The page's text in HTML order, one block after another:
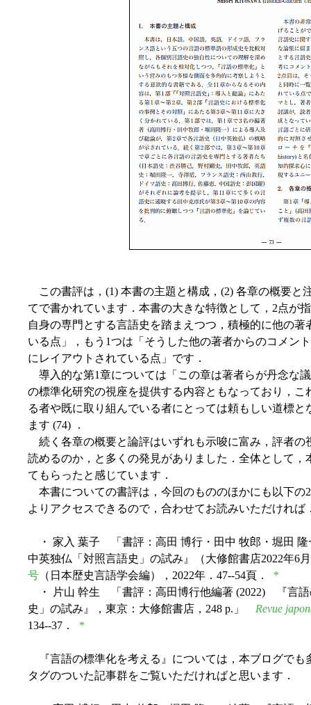
この書評は，(1) 本書の主題と構成，(2) 各章の概要と
てで書かれています．本書の大きな特徴として，2点が
自身の専門とする言語史を踏まえつつ，積極的に他の
いる点」，もう1つは「そうした他の著者からのコメン
にレイアウトされている点」です．
導入的な第1章については「この章は著者らが丹念な
の標準化研究の視座を提供する内容ともなっており，
る者や既に取り組んでいる者にとっては頼もしい道標
ます (74) ．
続く各章の概要と論評はいずれも示唆に富み，評者の
読めるのか，と多くの発見がありました．全体として
てもらったと感じています．
本書についての書評は，今回のもののほかにも以下の
よりアクセスできるので，合わせてお読みいただければ
・ 家入 葉子 「書評：高田 博行・田中 牧郎・堀田
中英独仏「対照言語史」の試み』（大修館書店2022年
号 （日本歴史言語学会編），2022年．47--54頁． *
・ 片山 幹生 「書評：高田博行他編著 (2022) 『言語
史」の試み』，東京：大修館書店，248 p.」 Revue
134--37． *
『言語の標準化を考える』については，本ブログでも
タグのついた記事群をご覧いただければと思います．